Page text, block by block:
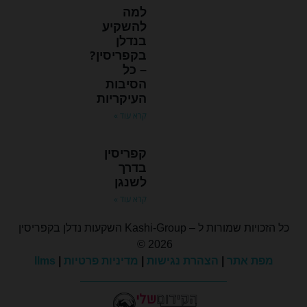
למה
להשקיע
בנדלן
בקפריסין?
– כל
הסיבות
העיקריות
קרא עוד »
קפריסין
בדרך
לשנגן
קרא עוד »
כל הזכויות שמורות ל – Kashi-Group השקעות נדלן בקפריסין
2026 ©
מפת אתר| הצהרת נגישות| מדיניות פרטיות|
llms